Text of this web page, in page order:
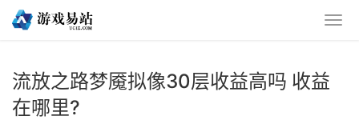
流放之路梦魇拟像30层收益高吗 收益
在哪里?